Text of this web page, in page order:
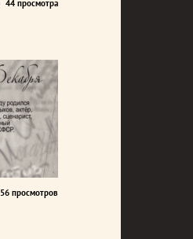
44 просмотра
56 просмотров